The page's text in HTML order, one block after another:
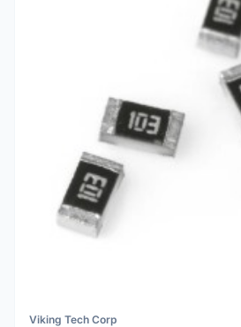
Viking Tech Corp